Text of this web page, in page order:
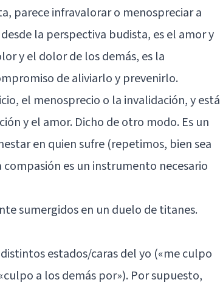
parece infravalorar o menospreciar a
la perspectiva budista, es el amor y
y el dolor de los demás, es la
de aliviarlo y prevenirlo.
el menosprecio o la invalidación, y está
y el amor. Dicho de otro modo. Es un
en quien sufre (repetimos, bien sea
es un instrumento necesario
sumergidos en un duelo de titanes.
estados/caras del yo («me culpo
a los demás por»). Por supuesto,